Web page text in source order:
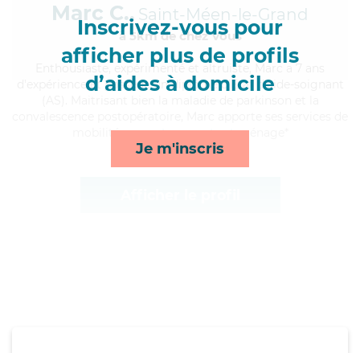
Inscrivez-vous pour
afficher plus de profils
d’aides à domicile
Je m'inscris
Marc C., Saint-Méen-le-Grand
à 5km de chez Vous
, expérimenté et altruiste, Marc a 7 ans
d'expérience et possède un diplôme d'Etat d'aide-soignant
mobilité, repas, transports et ménage*